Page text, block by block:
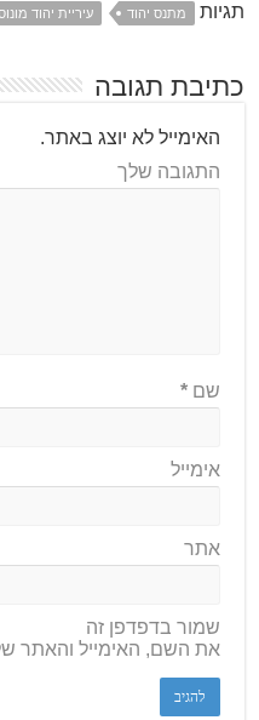
תגיות מתנס יהוד עיריית יהוד
כתיבת תגובה
האימייל לא יוצג באתר.
התגובה שלך
שם*
אימייל
אתר
שמור בדפדפן זה
את השם, האימייל והאתר